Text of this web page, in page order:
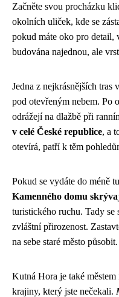
Začněte svou procházku
okolních uliček, kde se
pokud máte oko pro detail,
budována najednou, ale
Jedna z nejkrásnějších tras
pod otevřeným nebem. Po
odrážejí na dlažbě při
v celé České republice, a
otevírá, patří k těm
Pokud se vydáte do méně
Kamenného domu
turistického ruchu. Tady
zvláštní přirozenost.
na sebe staré město působit.
Kutná Hora je také
krajiny, který jste nečekali.